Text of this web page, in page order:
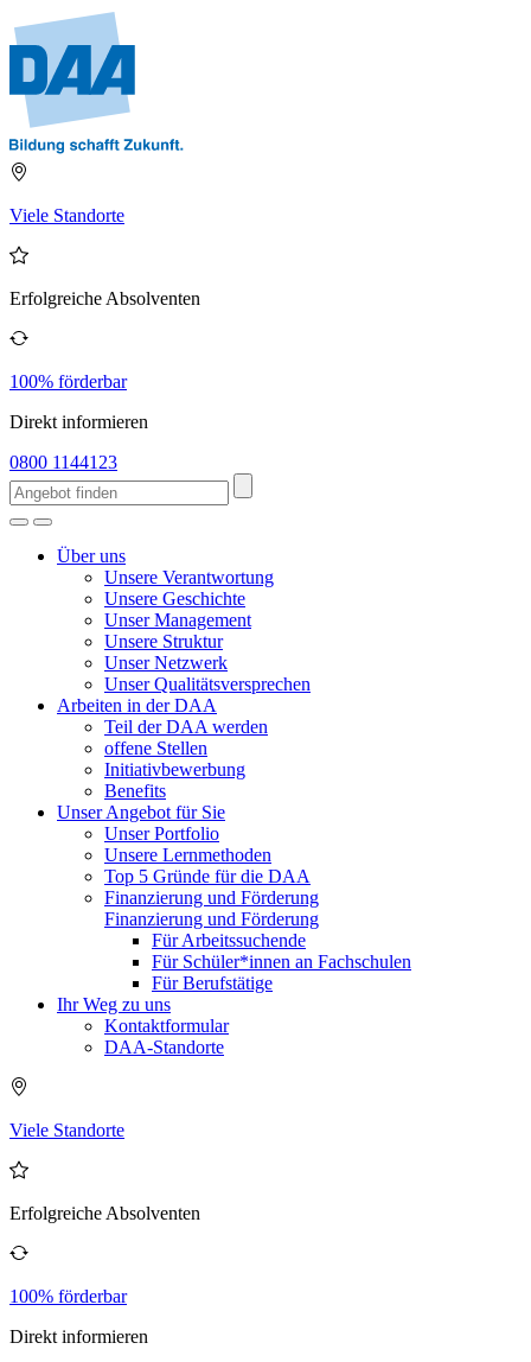
Viele Standorte
Erfolgreiche Absolventen
100% förderbar
Direkt informieren
0800 1144123
Über uns
Unsere Verantwortung
Unsere Geschichte
Unser Management
Unsere Struktur
Unser Netzwerk
Unser Qualitätsversprechen
Arbeiten in der DAA
Teil der DAA werden
offene Stellen
Initiativbewerbung
Benefits
Unser Angebot für Sie
Unser Portfolio
Unsere Lernmethoden
Top 5 Gründe für die DAA
Finanzierung und Förderung
Finanzierung und Förderung
Für Arbeitssuchende
Für Schüler*innen an Fachschulen
Für Berufstätige
Ihr Weg zu uns
Kontaktformular
DAA-Standorte
Viele Standorte
Erfolgreiche Absolventen
100% förderbar
Direkt informieren